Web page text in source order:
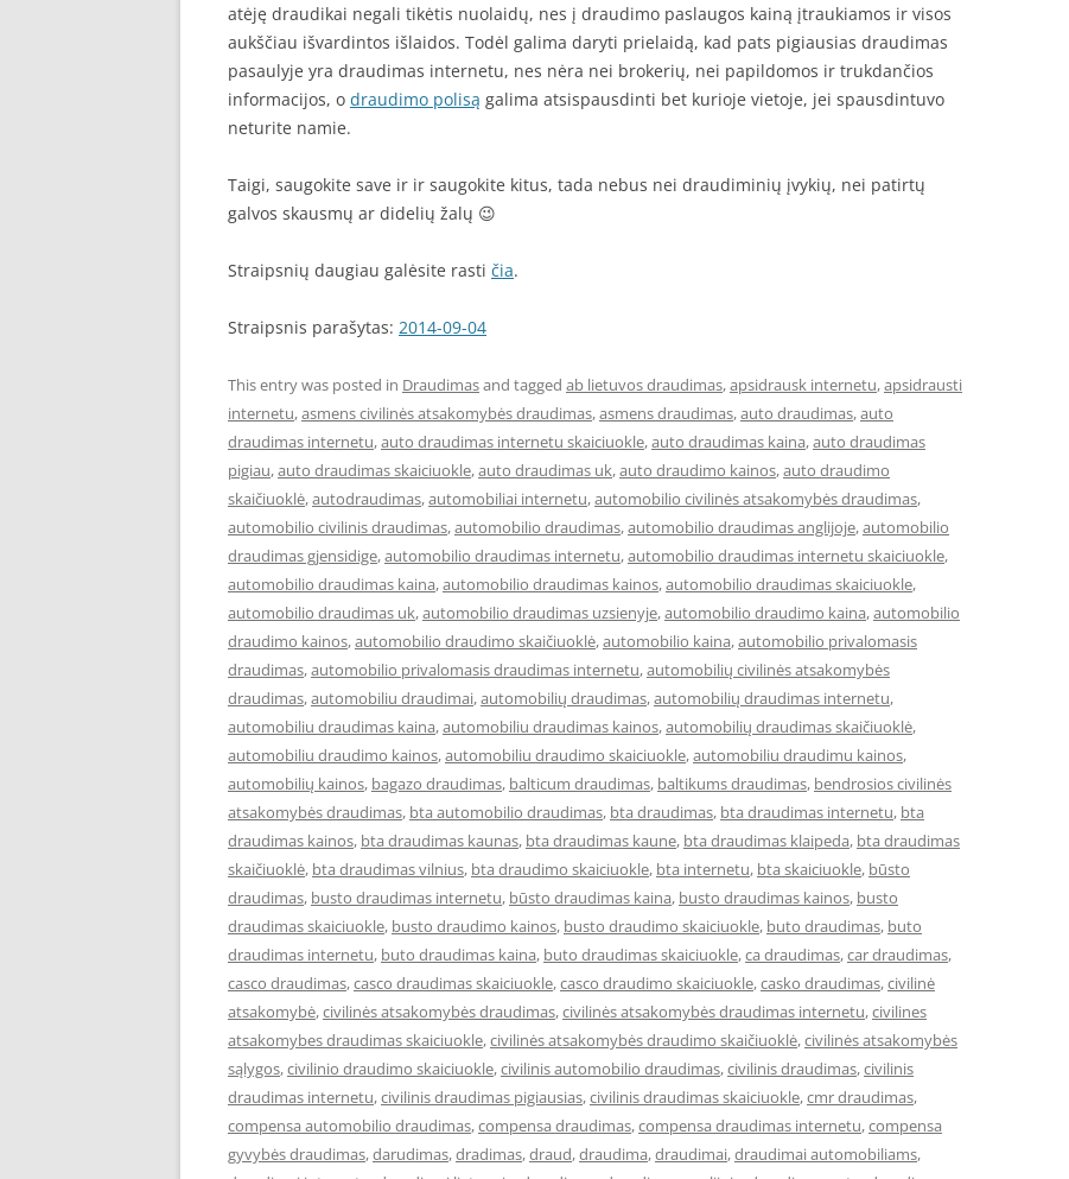
atėję draudikai negali tikėtis nuolaidų, nes į draudimo paslaugos kainą įtraukiamos ir visos
aukščiau išvardintos išlaidos. Todėl galima daryti prielaidą, kad pats pigiausias draudimas
pasaulyje yra draudimas internetu, nes nėra nei brokerių, nei papildomos ir trukdančios
informacijos, o draudimo polisą galima atsispausdinti bet kurioje vietoje, jei spausdintuvo
neturite namie.
Taigi, saugokite save ir ir saugokite kitus, tada nebus nei draudiminių įvykių, nei patirtų
galvos skausmų ar didelių žalų 😉
Straipsnių daugiau galėsite rasti čia.
Straipsnis parašytas: 2014-09-04
This entry was posted in Draudimasand tagged ab lietuvos draudimas,apsidrausk internetu,apsidrausti
internetu,asmens civilinės atsakomybės draudimas,asmens draudimas,auto draudimas,auto
draudimas internetu,auto draudimas internetu skaiciuokle,auto draudimas kaina,auto draudimas
pigiau,auto draudimas skaiciuokle,auto draudimas uk,auto draudimo kainos,auto draudimo
skaičiuoklė,autodraudimas,automobiliai internetu,automobilio civilinės atsakomybės draudimas,
automobilio civilinis draudimas,automobilio draudimas,automobilio draudimas anglijoje,automobilio
draudimas gjensidige,automobilio draudimas internetu,automobilio draudimas internetu skaiciuokle,
automobilio draudimas kaina,automobilio draudimas kainos,automobilio draudimas skaiciuokle,
automobilio draudimas uk,automobilio draudimas uzsienyje,automobilio draudimo kaina,automobilio
draudimo kainos,automobilio draudimo skaičiuoklė,automobilio kaina,automobilio privalomasis
draudimas,automobilio privalomasis draudimas internetu,automobilių civilinės atsakomybės
draudimas,automobiliu draudimai,automobilių draudimas,automobilių draudimas internetu,
automobiliu draudimas kaina,automobiliu draudimas kainos,automobilių draudimas skaičiuoklė,
automobiliu draudimo kainos,automobiliu draudimo skaiciuokle,automobiliu draudimu kainos,
automobilių kainos, bagazo draudimas, balticum draudimas, baltikums draudimas, bendrosios civilinės
atsakomybės draudimas, bta automobilio draudimas, bta draudimas, bta draudimas internetu, bta
draudimas kainos, bta draudimas kaunas, bta draudimas kaune, bta draudimas klaipeda, bta draudimas
skaičiuoklė, bta draudimas vilnius, bta draudimo skaiciuokle, bta internetu, bta skaiciuokle, būsto
draudimas, busto draudimas internetu, būsto draudimas kaina, busto draudimas kainos, busto
draudimas skaiciuokle, busto draudimo kainos, busto draudimo skaiciuokle, buto draudimas, buto
draudimas internetu, buto draudimas kaina, buto draudimas skaiciuokle,ca draudimas,car draudimas,
casco draudimas,casco draudimas skaiciuokle,casco draudimo skaiciuokle,casko draudimas,civilinė
atsakomybė,civilinės atsakomybės draudimas,civilinės atsakomybės draudimas internetu,civilines
atsakomybes draudimas skaiciuokle,civilinės atsakomybės draudimo skaičiuoklė,civilinės atsakomybės
sąlygos,civilinio draudimo skaiciuokle,civilinis automobilio draudimas,civilinis draudimas,civilinis
draudimas internetu,civilinis draudimas pigiausias,civilinis draudimas skaiciuokle,cmr draudimas,
compensa automobilio draudimas,compensa draudimas,compensa draudimas internetu,compensa
gyvybės draudimas,darudimas,dradimas,draud,draudima,draudimai,draudimai automobiliams,